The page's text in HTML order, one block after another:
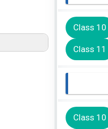
Class 10
Class 11
Class 10